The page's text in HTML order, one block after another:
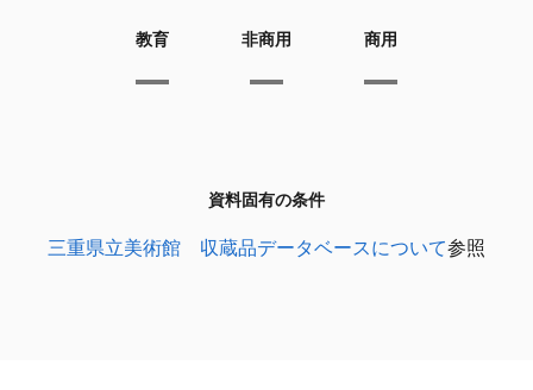
教育 非商用 商用
資料固有の条件
三重県立美術館 収蔵品データベースについて参照